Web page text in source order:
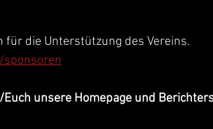
für die Unterstützung des Vereins.
unsere Homepage und